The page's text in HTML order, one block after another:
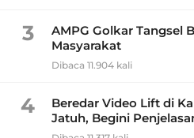
3
AMPG Golkar Tangsel
Masyarakat
Dibaca 11.904 kali
4
Beredar Video Lift di
Jatuh, Begini